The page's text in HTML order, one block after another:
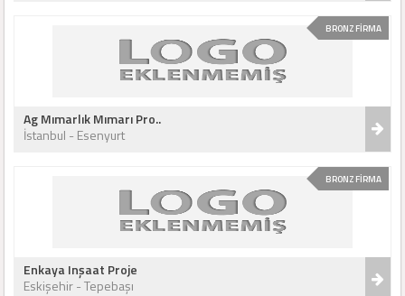
BRONZ FİRMA
Ag Mımarlık Mımarı Pro..
İstanbul - Esenyurt
BRONZ FİRMA
Enkaya Inşaat Proje
Eskişehir - Tepebaşı